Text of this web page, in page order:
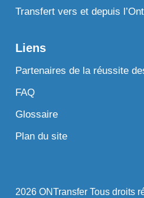
Transfert vers et depuis
Liens
Partenaires de la réussite
FAQ
Glossaire
Plan du site
2026 ONTransfer Tous droits